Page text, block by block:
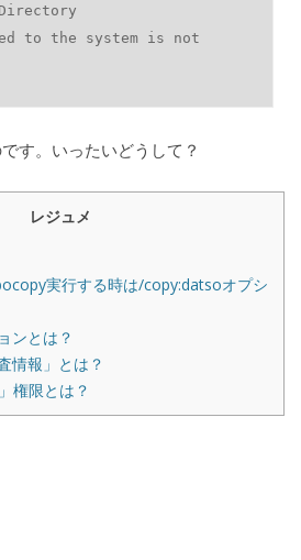
to the system is not
す。いったいどうして？
レジュメ
実行する時は/copy:datsoオプシ
ンとは？
情報」とは？
権限とは？